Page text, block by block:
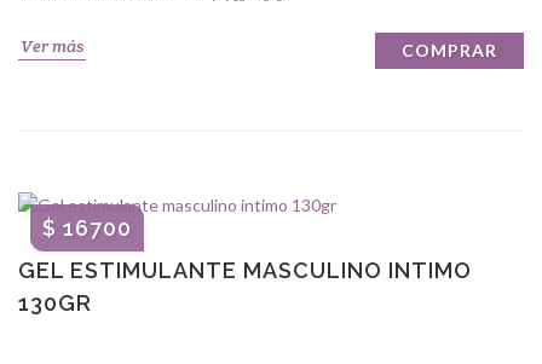
Ver más COMPRAR
GEL ESTIMULANTE MASCULINO INTIMO
130GR
$ 16700